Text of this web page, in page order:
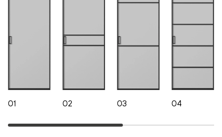
01 02 03 04